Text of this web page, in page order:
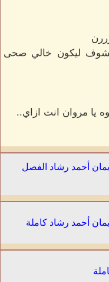
هشوف ليكون خالي صحى
يا مروان انت ازاي..
أحمد رشاد الفصل
أحمد رشاد كاملة